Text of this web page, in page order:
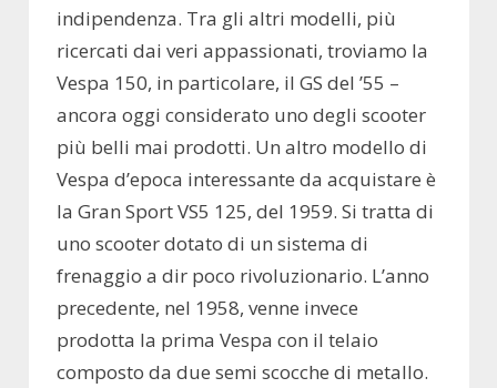
indipendenza. Tra gli altri modelli, più
ricercati dai veri appassionati, troviamo la
Vespa 150, in particolare, il GS del ’55 –
ancora oggi considerato uno degli scooter
più belli mai prodotti. Un altro modello di
Vespa d’epoca interessante da acquistare è
la Gran Sport VS5 125, del 1959. Si tratta di
uno scooter dotato di un sistema di
frenaggio a dir poco rivoluzionario. L’anno
precedente, nel 1958, venne invece
prodotta la prima Vespa con il telaio
composto da due semi scocche di metallo.